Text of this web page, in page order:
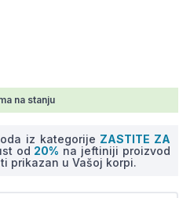
na stanju
iz kategorije ZASTITE ZA
od 20% na jeftiniji proizvod
prikazan u Vašoj korpi.